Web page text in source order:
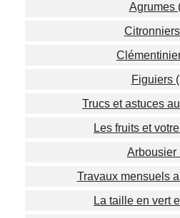
Agrumes
Figuiers
Trucs et astuces
Les fruits et
Arbousier
Travaux mensuels
La taille en vert